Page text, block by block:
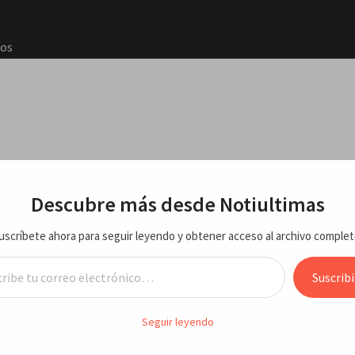
de
confrontar a Moscú
dice estar lista para confrontar a
Descubre más desde Notiultimas
ahora para seguir leyendo y obtener acceso al archivo
electrónico…
Seguir leyendo